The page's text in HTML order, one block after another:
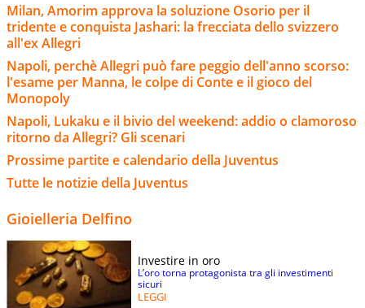
Milan, Amorim approva la soluzione Osorio per il
tridente e conquista Jashari: la frecciata dello svizzero
all'ex Allegri
Napoli, perchè Allegri può fare peggio dell'anno scorso:
l'esame per Manna, le colpe di Conte e il gioco del
Monopoly
Napoli, Lukaku e il bivio del weekend: addio o clamoroso
ritorno da Allegri? Gli scenari
Prossime partite e calendario della Juventus
Tutte le notizie della Juventus
Gioielleria Delfino
Investire in oro
L’oro torna protagonista tra gli investimenti
sicuri
LEGGI